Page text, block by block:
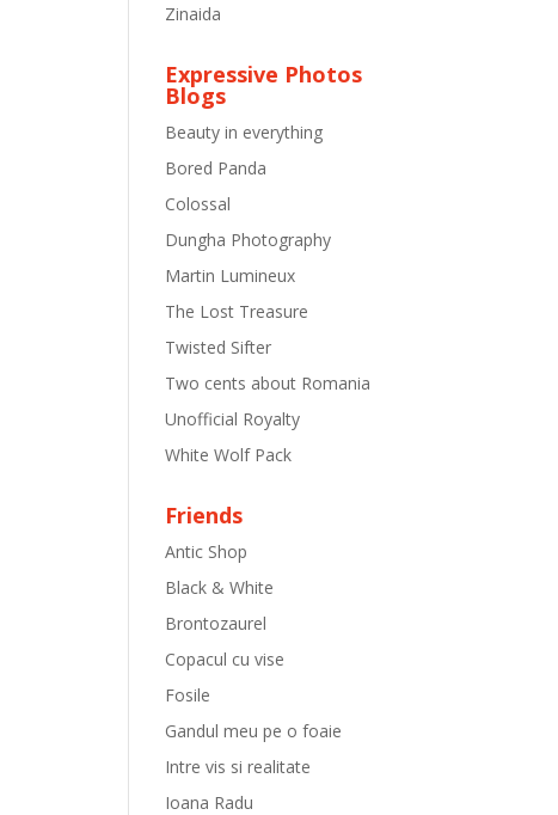
Zinaida
Expressive Photos
Blogs
Beauty in everything
Bored Panda
Colossal
Dungha Photography
Martin Lumineux
The Lost Treasure
Twisted Sifter
Two cents about Romania
Unofficial Royalty
White Wolf Pack
Friends
Antic Shop
Black & White
Brontozaurel
Copacul cu vise
Fosile
Gandul meu pe o foaie
Intre vis si realitate
Ioana Radu